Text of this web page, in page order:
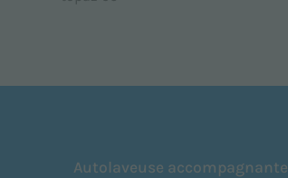
Autolaveuse accompagnante